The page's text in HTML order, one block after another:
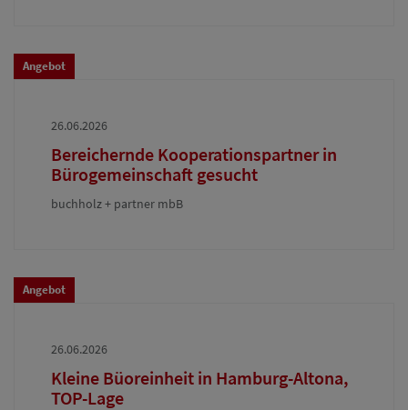
Angebot
26.06.2026
Bereichernde Kooperationspartner in
Bürogemeinschaft gesucht
buchholz + partner mbB
Angebot
26.06.2026
Kleine Büoreinheit in Hamburg-Altona,
TOP-Lage